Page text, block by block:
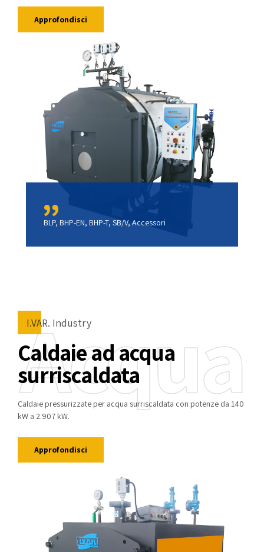
Approfondisci
BLP, BHP-EN, BHP-T, SB/V, Accessori
I.VAR. Industry
Caldaie ad acqua
surriscaldata
Acqua
Caldaie pressurizzate per acqua surriscaldata con potenze da 140
kW a 2.907 kW.
Approfondisci